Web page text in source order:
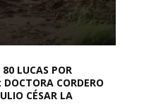
LUCAS POR
DOCTORA CORDERO
CÉSAR LA